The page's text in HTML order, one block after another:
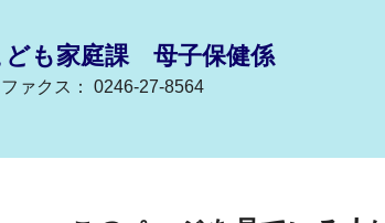
も家庭課 母子保健係
ファクス： 0246-27-8564